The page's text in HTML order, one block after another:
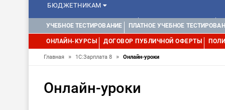
БЮДЖЕТНИКАМ
КУРСЫ ДЛЯ ШКОЛЬНИКОВ ДЛЯ ШКОЛЬНИКОВ
WEB, JAVA И ANDROID
УЧЕБНОЕ ТЕСТИРОВАНИЕ ПЛАТНОЕ УЧЕБНОЕ
ОНЛАЙН-КУРСЫ ДОГОВОР ПУБЛИЧНОЙ ОФЕРТЫ
Главная » 1С:Зарплата 8 » Онлайн-уроки
Онлайн-уроки